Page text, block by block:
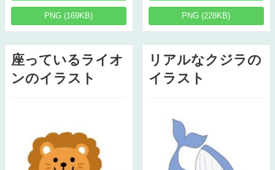
PNG (169KB) PNG (228KB)
座っているライオ
ンのイラスト
リアルなクジラの
イラスト